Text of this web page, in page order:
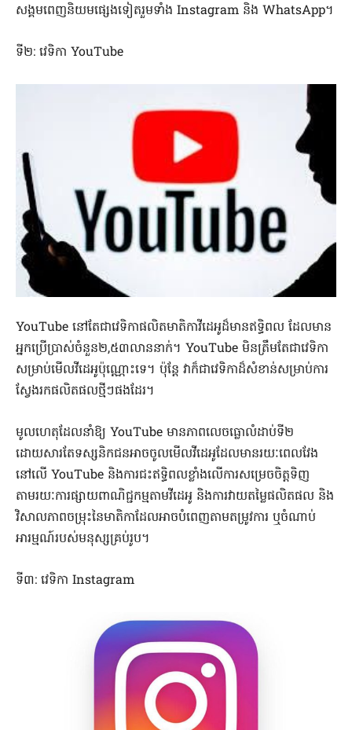
សង្គមពេញនិយមផ្សេងទៀតរួមទាំង Instagram និង WhatsApp។
ទី២: វេទិកា YouTube
YouTube នៅ​តែ​ជា​​វេទិកាផលិតមាតិកា​វីដេអូ​ដ៏មានឥទ្ធិពល ដែល​មាន​
អ្នក​ប្រើ​ប្រាស់ចំនួន២,៥៣​លាន​នាក់។ YouTube មិនត្រឹមតែជាវេទិកា
សម្រាប់មើលវីដេអូប៉ុណ្ណោះទេ។ ប៉ុន្តែ វាក៏ជាវេទិកាដ៏សំខាន់សម្រាប់ការ
ស្វែងរកផលិតផលថ្មីៗផងដែរ។
មូលហេតុដែលនាំឱ្យ YouTube មានភាពលេចធ្លោលំដាប់ទី២
ដោយសារតែទស្សនិកជនអាចចូលមើលវីដេអូដែលមានរយៈពេលវែង
នៅលើ YouTube និងការជះឥទ្ធិពលខ្លាំងលើការសម្រេចចិត្តទិញ
តាមរយៈការផ្សាយពាណិជ្ជកម្មតាមវីដេអូ និងការវាយតម្លៃផលិតផល និង
វិសាលភាពចម្រុះនៃមាតិកាដែលអាចបំពេញតាមតម្រូវការ ឬចំណាប់
អារម្មណ៍របស់មនុស្សគ្រប់រូប។
ទី៣: វេទិកា Instagram